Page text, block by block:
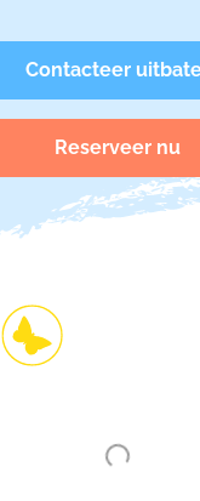
Contacteer
Reserveer nu